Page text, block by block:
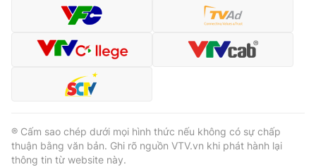
® Cấm sao chép dưới mọi hình thức nếu không có sự chấp
thuận bằng văn bản. Ghi rõ nguồn VTV.vn khi phát hành lại
thông tin từ website này.